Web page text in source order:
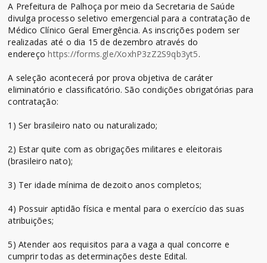
A Prefeitura de Palhoça por meio da Secretaria de Saúde
divulga processo seletivo emergencial para a contratação de
Médico Clínico Geral Emergência. As inscrições podem ser
realizadas até o dia 15 de dezembro através do
endereçohttps://forms.gle/XoxhP3zZ2S9qb3yt5.
A seleção acontecerá por prova objetiva de caráter
eliminatório e classificatório. São condições obrigatórias para
contratação:
1) Ser brasileiro nato ou naturalizado;
2) Estar quite com as obrigações militares e eleitorais
(brasileiro nato);
3) Ter idade mínima de dezoito anos completos;
4) Possuir aptidão física e mental para o exercício das suas
atribuições;
5) Atender aos requisitos para a vaga a qual concorre e
cumprir todas as determinações deste Edital.